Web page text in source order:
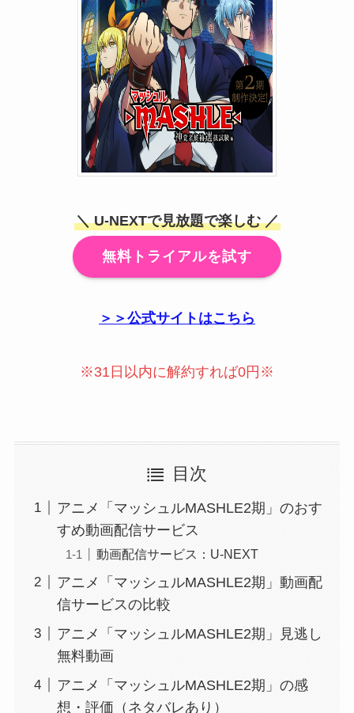
＼ U-NEXTで見放題で楽しむ ／
無料トライアルを試す
＞＞公式サイトはこちら
※31日以内に解約すれば0円※
目次
アニメ「マッシュルMASHLE2期」のおす
すめ動画配信サービス
動画配信サービス：U-NEXT
アニメ「マッシュルMASHLE2期」動画配
信サービスの比較
アニメ「マッシュルMASHLE2期」見逃し
無料動画
アニメ「マッシュルMASHLE2期」の感
想・評価（ネタバレあり）